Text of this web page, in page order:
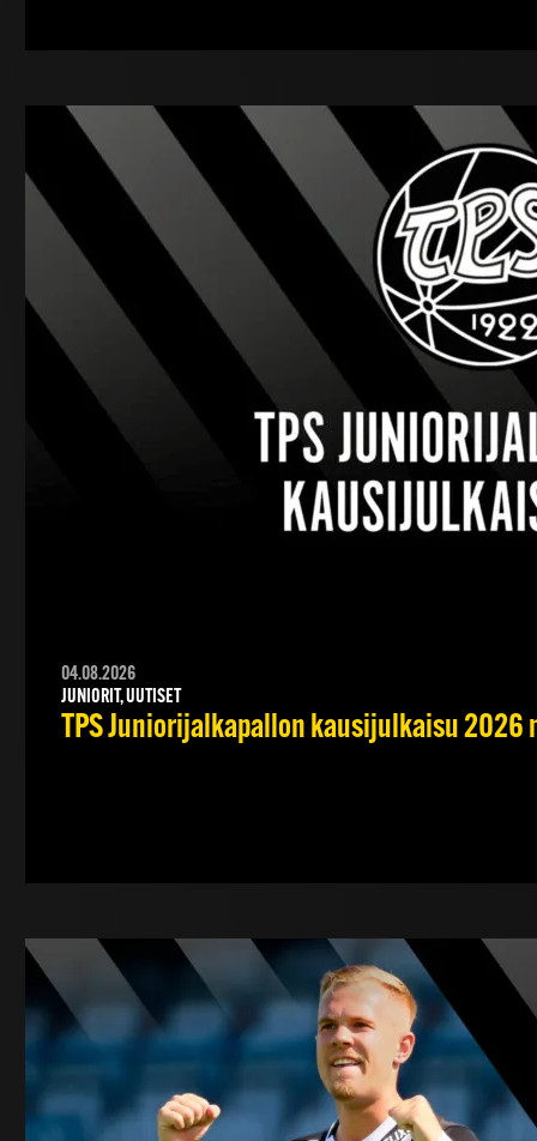
04.08.2026
JUNIORIT, UUTISET
TPS Juniorijalkapallon kausijulkaisu 2026